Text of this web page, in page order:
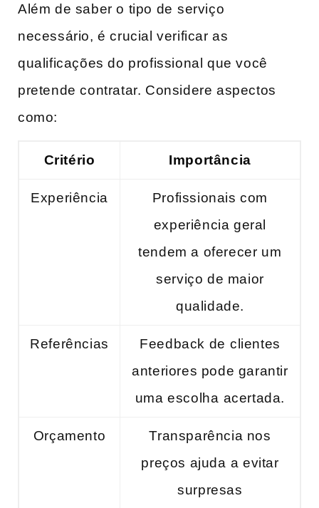
Além de saber o tipo de ⁣serviço
necessário, é crucial verificar as
qualificações do profissional que você
pretende contratar. Considere aspectos
como:
Critério Importância
Experiência
Profissionais com
experiência geral
tendem a oferecer um⁣
serviço de maior
qualidade.
Referências
Feedback de⁣ clientes
anteriores pode ‌garantir
uma ‌escolha⁤ acertada.
Orçamento
Transparência‌ nos
preços ajuda⁢ a evitar
surpresas